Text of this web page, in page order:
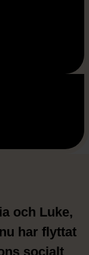
och Luke,
har flyttat
socialt